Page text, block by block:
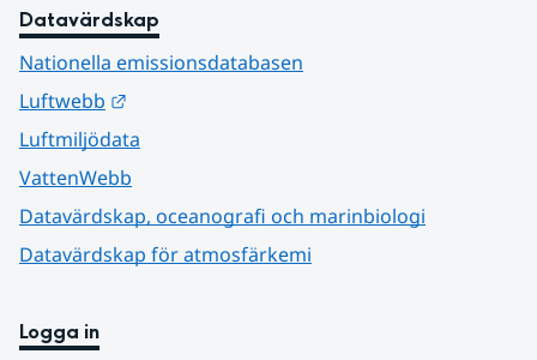
Datavärdskap
Nationella emissionsdatabasen
Luftwebb
Luftmiljödata
VattenWebb
Datavärdskap, oceanografi och marinbiologi
Datavärdskap för atmosfärkemi
Logga in